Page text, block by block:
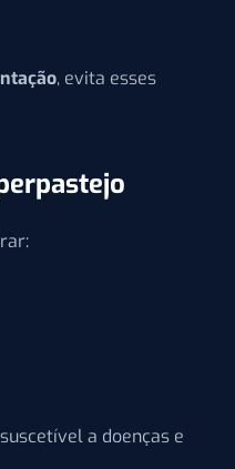
, evita esses
a doenças e